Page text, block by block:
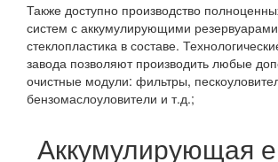
Также доступно производство
систем с аккумулирующими
стеклопластика в составе.
завода позволяют производить любые
очистные модули: фильтры,
бензомаслоуловители и т.д.;
Аккумулирующая